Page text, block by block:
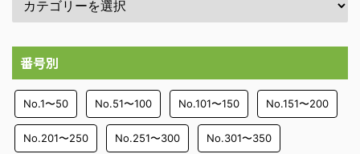
番号別
No.1〜50 No.51〜100 No.101〜150 No.151〜200
No.201〜250 No.251〜300 No.301〜350